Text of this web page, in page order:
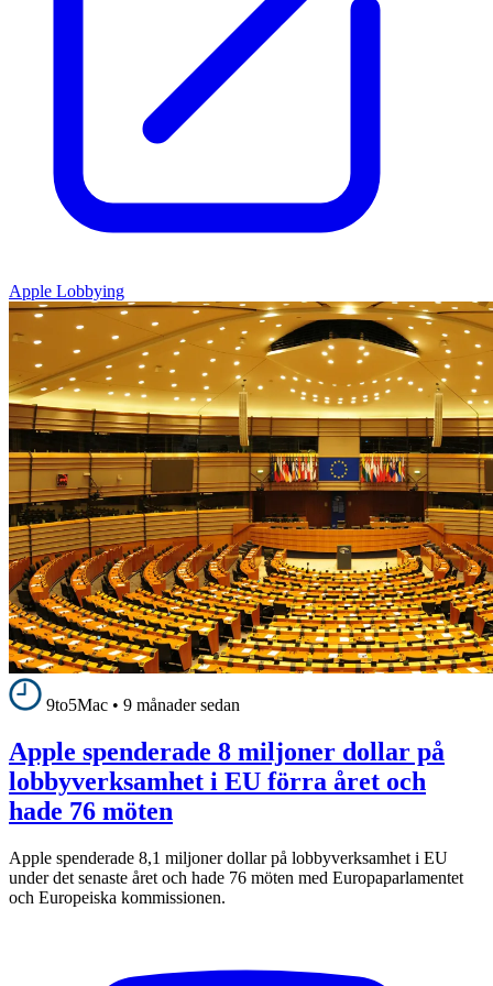
Apple Lobbying
9to5Mac • 9 månader sedan
Apple spenderade 8 miljoner dollar på
lobbyverksamhet i EU förra året och
hade 76 möten
Apple spenderade 8,1 miljoner dollar på lobbyverksamhet i EU
under det senaste året och hade 76 möten med Europaparlamentet
och Europeiska kommissionen.